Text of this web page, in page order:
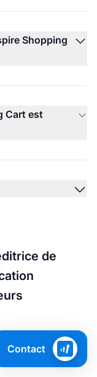
Shopping
Cart est
de
Contact